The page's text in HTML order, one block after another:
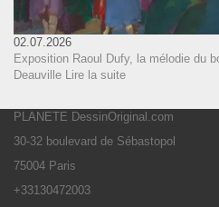
02.07.2026
Exposition Raoul Dufy, la mélodie du
Deauville Lire la suite
PLANETE DessinOriginal.com
30-32 boulevard de Sébastopol
75004 Paris
+33130472003